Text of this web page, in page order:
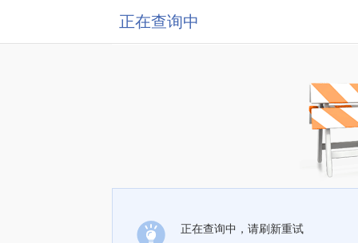
正在查询中
正在查询中，请刷新重试